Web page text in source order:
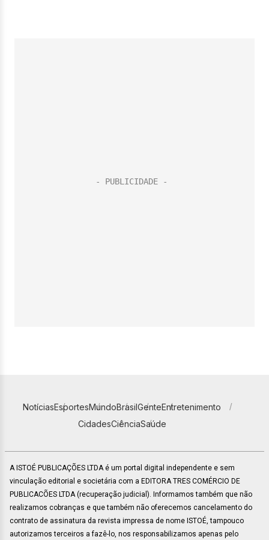
NotíciasEsportesMundoBrasilGenteEntretenimento
CidadesCiênciaSaúde
A ISTOÉ PUBLICAÇÕES LTDA é um portal digital independente e sem
vinculação editorial e societária com a EDITORA TRES COMÉRCIO DE
PUBLICACÕES LTDA (recuperação judicial). Informamos também que não
realizamos cobranças e que também não oferecemos cancelamento do
contrato de assinatura da revista impressa de nome ISTOÉ, tampouco
autorizamos terceiros a fazê-lo, nos responsabilizamos apenas pelo